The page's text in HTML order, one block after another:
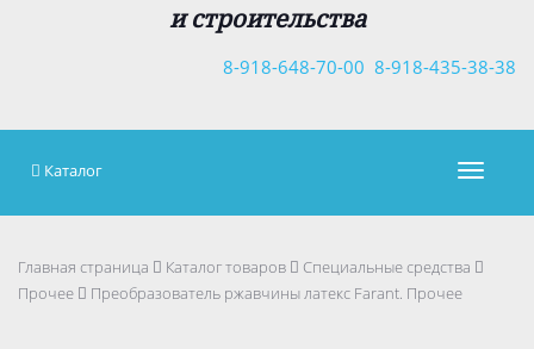
и строительства
8-918-435-38-38
8-918-648-70-00
Каталог
Главная страница Каталог товаров
Специальные средства
Прочее
Преобразователь ржавчины латекс Fаrant. Прочее